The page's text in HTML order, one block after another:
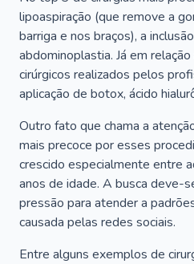
lipoaspiração (que remove a
barriga e nos braços), a
abdominoplastia. Já em
cirúrgicos realizados pelos
aplicação de botox, ácido
Outro fato que chama a
mais precoce por esses
crescido especialmente entre
anos de idade. A busca deve-
pressão para atender a
causada pelas redes sociais.
Entre alguns exemplos de